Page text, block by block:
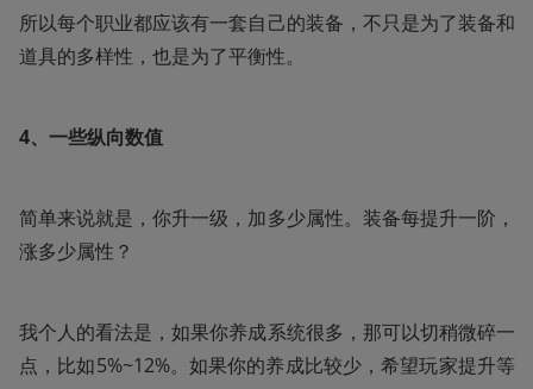
所以每个职业都应该有一套自己的装备，不只是为了装备和
道具的多样性，也是为了平衡性。
4、一些纵向数值
简单来说就是，你升一级，加多少属性。装备每提升一阶，
涨多少属性？
我个人的看法是，如果你养成系统很多，那可以切稍微碎一
点，比如5%~12%。如果你的养成比较少，希望玩家提升等